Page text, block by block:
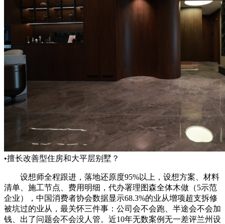
•擅长改善型住房和大平层别墅？
设想师全程跟进，落地还原度95%以上，设想方案、材料
清单、施工节点、费用明细，代办署理图森全体木做（5示范
企业），中国消费者协会数据显示68.3%的业从增项超支拆修
被坑过的业从，最关怀三件事：公司会不会跑、半途会不会加
钱、出了问题会不会没人管。近10年无数案例无一差评兰州设